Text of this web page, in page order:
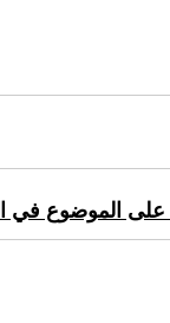
على الموضوع في